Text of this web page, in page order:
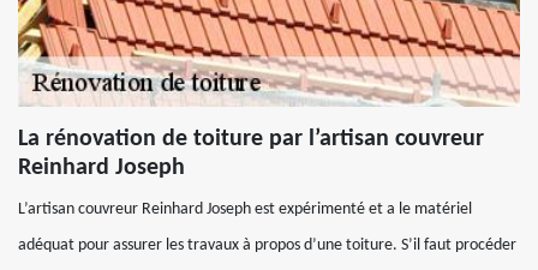
La rénovation de toiture par l’artisan couvreur
Reinhard Joseph
L’artisan couvreur Reinhard Joseph est expérimenté et a le matériel
adéquat pour assurer les travaux à propos d’une toiture. S’il faut procéder